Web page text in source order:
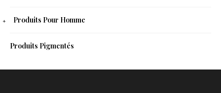
Produits Pour Homme
Produits Pigmentés